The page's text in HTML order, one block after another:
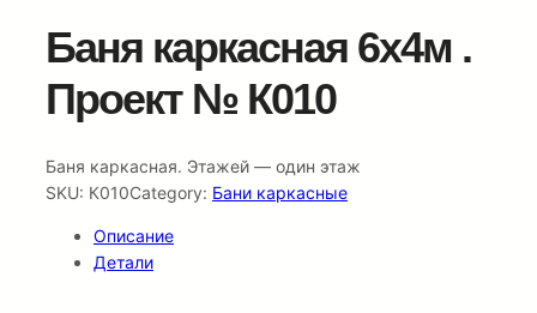
Баня каркасная 6х4м .
Проект № К010
Баня каркасная. Этажей — один этаж
SKU: К010Category: Бани каркасные
Описание
Детали